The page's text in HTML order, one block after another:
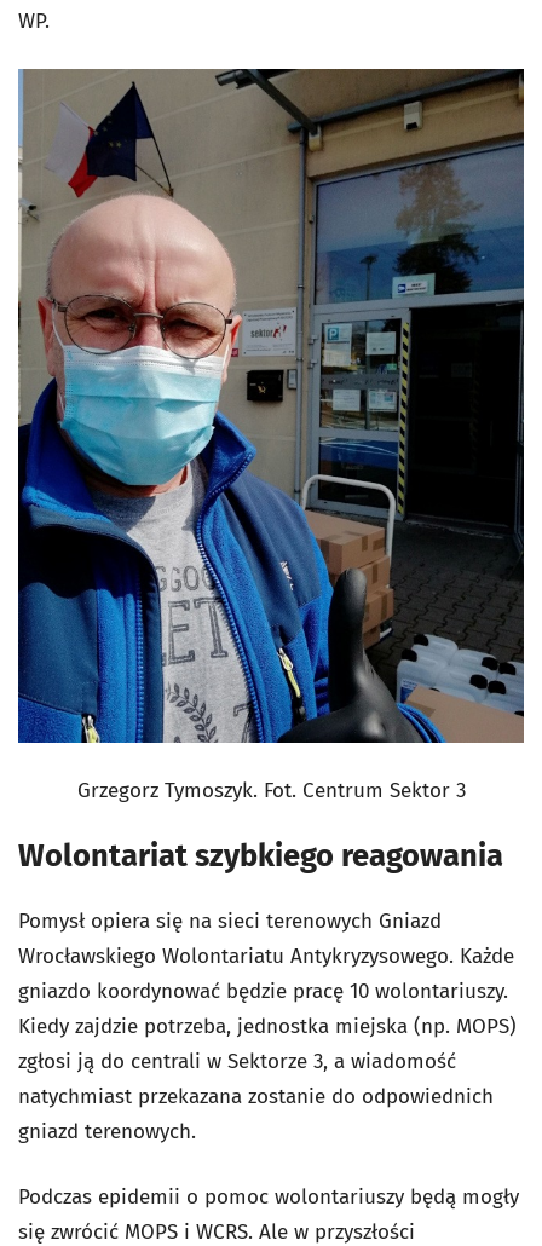
WP.
Grzegorz Tymoszyk. Fot. Centrum Sektor 3
Wolontariat szybkiego reagowania
Pomysł opiera się na sieci terenowych Gniazd
Wrocławskiego Wolontariatu Antykryzysowego. Każde
gniazdo koordynować będzie pracę 10 wolontariuszy.
Kiedy zajdzie potrzeba, jednostka miejska (np. MOPS)
zgłosi ją do centrali w Sektorze 3, a wiadomość
natychmiast przekazana zostanie do odpowiednich
gniazd terenowych.
Podczas epidemii o pomoc wolontariuszy będą mogły
się zwrócić MOPS i WCRS. Ale w przyszłości